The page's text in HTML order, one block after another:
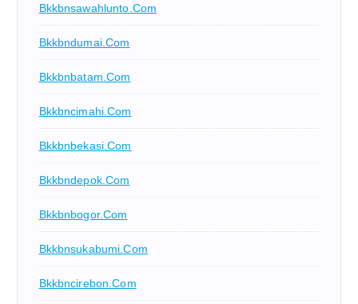
Bkkbnsawahlunto.com
Bkkbndumai.com
Bkkbnbatam.com
Bkkbncimahi.com
Bkkbnbekasi.com
Bkkbndepok.com
Bkkbnbogor.com
Bkkbnsukabumi.com
Bkkbncirebon.com